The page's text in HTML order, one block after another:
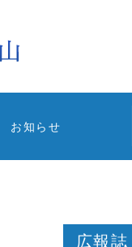
お知らせ
広報誌